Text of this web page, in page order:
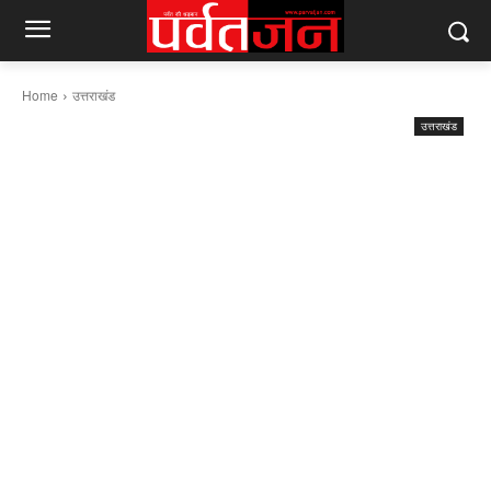
Home उत्तराखंड
उत्तराखंड